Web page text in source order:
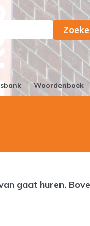
Woordenboek
gaat huren.